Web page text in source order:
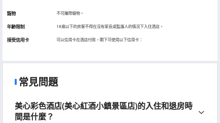
寵物 不可攜帶寵物。
年齡限制 18歲以下的房客不得在沒有家長或監護人的情況下入住酒店。
接受信用卡 可以信用卡在酒店付款，閣下可使用以下信用卡：
常見問題
美心彩色酒店(美心紅酒小鎮景區店)的入住和退房時
間是什麼？